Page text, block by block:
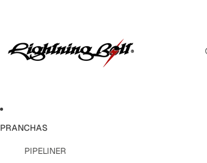
PRANCHAS
PIPELINER